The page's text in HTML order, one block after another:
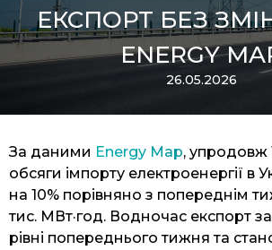
ЕКСПОРТ БЕЗ
ENERGY
26.05.2026
За даними Energy Map, упродовж
обсяги імпорту електроенергії в
на 10% порівняно з попереднім
тис. МВт·год. Водночас експорт
рівні попереднього тижня та